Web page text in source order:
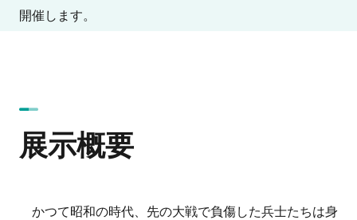
開催します。
展示概要
かつて昭和の時代、先の大戦で負傷した兵士たちは身